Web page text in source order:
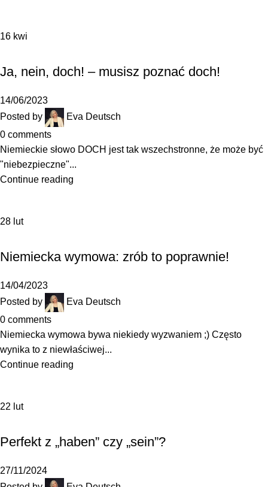
16 kwi
Ja, nein, doch! – musisz poznać doch!
14/06/2023
Posted by
Eva Deutsch
0 comments
Niemieckie słowo DOCH jest tak wszechstronne, że może być
"niebezpieczne"...
Continue reading
28 lut
Niemiecka wymowa: zrób to poprawnie!
14/04/2023
Posted by
Eva Deutsch
0 comments
Niemiecka wymowa bywa niekiedy wyzwaniem ;) Często
wynika to z niewłaściwej...
Continue reading
22 lut
Perfekt z „haben” czy „sein”?
27/11/2024